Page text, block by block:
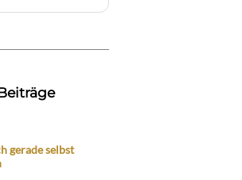
gerade selbst